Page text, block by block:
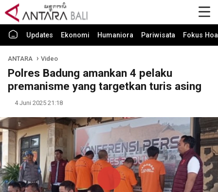
Updates Ekonomi Humaniora Pariwisata Fokus
ANTARA Video
Polres Badung amankan 4 pelaku
premanisme yang targetkan turis asing
4 Juni 2025 21:18
Play